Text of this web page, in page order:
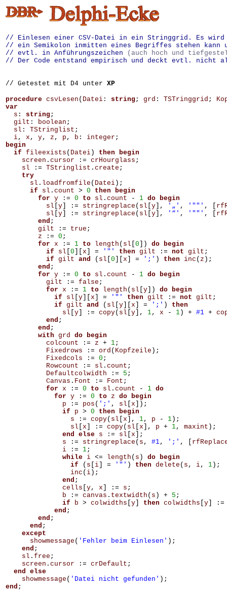
// Einlesen einer CSV-Datei in ein Stringgrid. Es wird
// ein Semikolon inmitten eines Begriffes stehen kann
// evtl. in Anführungszeichen
(auch hoch und
// Der Code entstand empirisch und deckt evtl. nicht
// Getestet mit D4 unter XP
procedure csvLesen ( Datei : string ; grd : TSTringgrid ;
var
s : string ;
gilt : boolean ;
sl : TStringlist ;
i, x , y, z , p , b : integer ;
begin
if fileexists ( Datei ) then begin
screen . cursor := crHourglass ;
sl
:= TStringlist . create ;
try
sl . loadfromfile ( Datei );
if
sl . count > 0 then begin
for y := 0 to sl . count - 1 do begin
sl y := stringreplace ( sl y ], '„' , '""' ,
sl y := stringreplace ( sl y ], '“' , '""' ,
end ;
gilt
:= true ;
z
:= 0 ;
for x := 1 to length ( sl 0 ]) do begin
if
sl 0 x = '"' then gilt := not gilt ;
if
gilt and ( sl 0 x = ';' ) then inc ( z );
end ;
for y := 0 to sl . count - 1 do begin
gilt
:= false ;
for x := 1 to length ( sl y ]) do begin
if
sl y x = '"' then gilt := not gilt ;
if
gilt and ( sl y x = ';' )
then
sl y := copy( sl y ], 1, x - 1 ) + #1 +
end ;
end ;
with
grd do begin
colcount
:= z + 1;
Fixedrows
:= ord ( Kopfzeile );
Fixedcols
:= 0 ;
Rowcount
:= sl . count ;
Defaultcolwidth
:= 5 ;
Canvas . Font := Font ;
for x := 0 to sl . count - 1 do
for y := 0 to z do begin
p
:= pos ( ';' , sl x ]);
if
p > 0 then begin
s
:= copy( sl x ], 1, p - 1 );
sl x := copy( sl x ], p + 1, maxint );
end else s := sl x ];
s
:= stringreplace ( s , #1, ';' ,
i
:= 1;
while i <= length ( s ) do begin
if
( s i = '"' ) then delete ( s , i, 1 );
inc ( i );
end ;
cells y, x := s ;
b
:= canvas . textwidth ( s ) + 5 ;
if
b > colwidths y then colwidths y
:=
end ;
end ;
end ;
except
showmessage ( 'Fehler beim Einlesen' );
end ;
sl . free ;
screen . cursor := crDefault ;
end else
showmessage ( 'Datei nicht gefunden' );
end ;